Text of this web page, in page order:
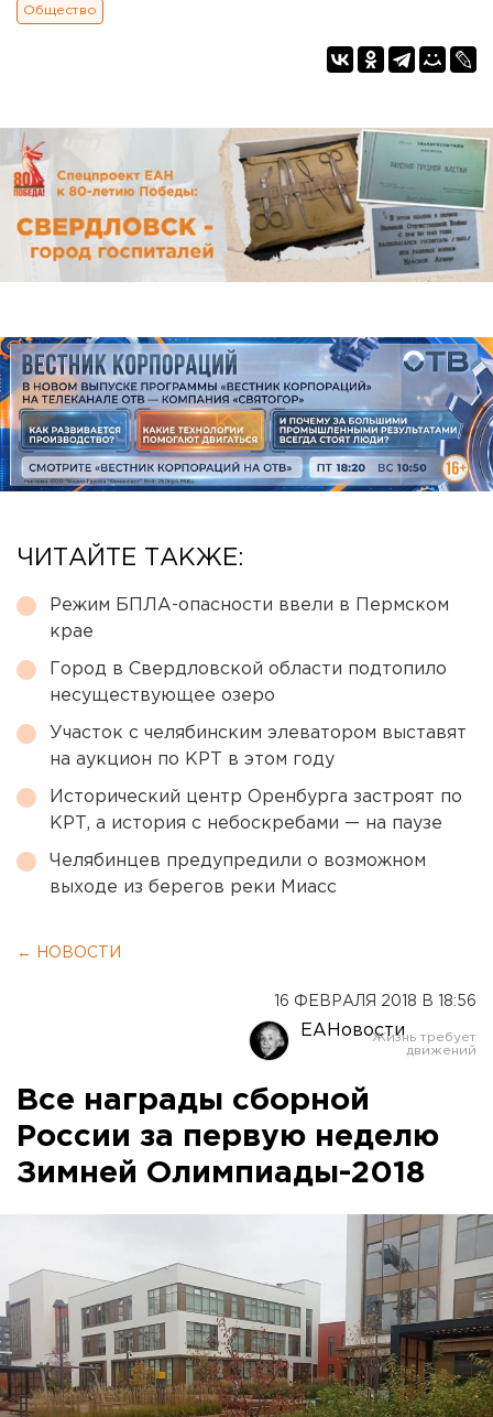
Общество
ЧИТАЙТЕ ТАКЖЕ:
Режим БПЛА-опасности ввели в Пермском
крае
Город в Свердловской области подтопило
несуществующее озеро
Участок с челябинским элеватором выставят
на аукцион по КРТ в этом году
Исторический центр Оренбурга застроят по
КРТ, а история с небоскребами — на паузе
Челябинцев предупредили о возможном
выходе из берегов реки Миасс
← НОВОСТИ
16 ФЕВРАЛЯ 2018 В 18:56
ЕАНовости
Все награды сборной
России за первую неделю
Зимней Олимпиады-2018